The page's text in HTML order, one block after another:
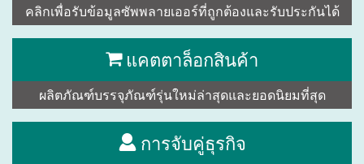
คลิกเพื่อรับข้อมูลซัพพลายเออร์ที่ถูกต้องและรับประกันได้
แคตตาล็อกสินค้า
ผลิตภัณฑ์บรรจุภัณฑ์รุ่นใหม่ล่าสุดและยอดนิยมที่สุด
การจับคู่ธุรกิจ